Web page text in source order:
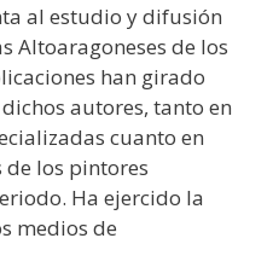
al estudio y difusión
Altoaragoneses de los
han girado
autores, tanto en
cuanto en
los pintores
Ha ejercido la
medios de